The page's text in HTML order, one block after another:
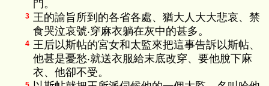
門。
3 王的諭旨所到的各省各處、猶大人大大悲哀、禁
食哭泣哀號‧穿麻衣躺在灰中的甚多。
4 王后以斯帖的宮女和太監來把這事告訴以斯帖、
他甚是憂愁‧就送衣服給末底改穿、要他脫下麻
衣、他卻不受。